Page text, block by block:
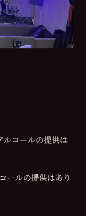
コールの提供は
ルの提供はあり